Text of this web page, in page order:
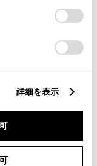
っては、当社の
いて
」をご覧くだ
詳細を表示